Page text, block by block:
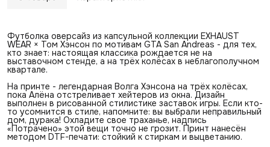
Футболка оверсайз из капсульной коллекции EXHAUST
WEAR × Том Хэнсон по мотивам GTA San Andreas - для тех,
кто знает: настоящая классика рождается не на
выставочном стенде, а на трёх колёсах в неблагополучном
квартале.
На принте - легендарная Волга Хэнсона на трёх колёсах,
пока Алёна отстреливает хейтеров из окна. Дизайн
выполнен в рисованной стилистике заставок игры. Если кто-
то усомнится в стиле, напомните: вы выбрали неправильный
дом, дурака! Охладите свое траханье, надпись
«Потрачено» этой вещи точно не грозит. Принт нанесён
методом DTF-печати: стойкий к стиркам и выцветанию.